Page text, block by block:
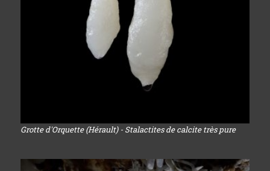
Grotte d'Orquette (Hérault) - Stalactites de calcite très pure